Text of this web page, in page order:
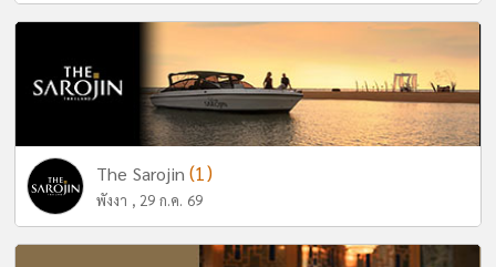
The Sarojin(1)
พังงา , 29 ก.ค. 69